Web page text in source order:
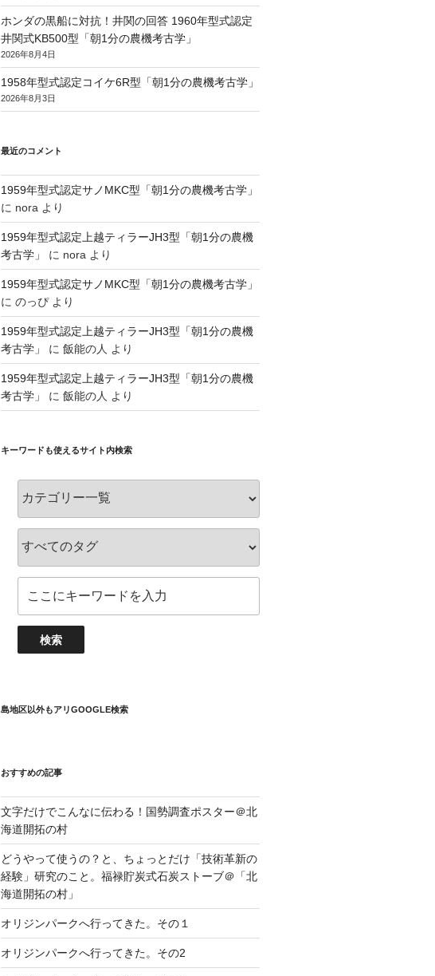
ホンダの黒船に対抗！井関の回答 1960年型式認定
井関式KB500型「朝1分の農機考古学」
2026年8月4日
1958年型式認定コイケ6R型「朝1分の農機考古学」
2026年8月3日
最近のコメント
1959年型式認定サノMKC型「朝1分の農機考古学」
に nora より
1959年型式認定上越ティラーJH3型「朝1分の農機
考古学」
に nora より
1959年型式認定サノMKC型「朝1分の農機考古学」
に のっぴより
1959年型式認定上越ティラーJH3型「朝1分の農機
考古学」
に 飯能の人 より
1959年型式認定上越ティラーJH3型「朝1分の農機
考古学」
に 飯能の人 より
キーワードも使えるサイト内検索
島地区以外もアリGOOGLE検索
おすすめの記事
文字だけでこんなに伝わる！国勢調査ポスター＠北
海道開拓の村
どうやって使うの？と、ちょっとだけ「技術革新の
経験」研究のこと。福禄貯炭式石炭ストーブ＠「北
海道開拓の村」
オリジンパークへ行ってきた。その１
オリジンパークへ行ってきた。その2